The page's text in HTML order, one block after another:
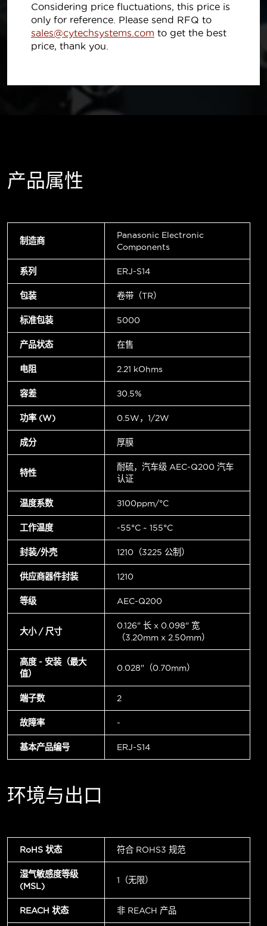
Considering price fluctuations, this price is
only for reference. Please send RFQ to
sales@cytechsystems.com to get the best
price, thank you.
产品属性
制造商
Panasonic Electronic
Components
系列 ERJ-S14
包装 卷带（TR）
标准包装 5000
产品状态 在售
电阻 2.21 kOhms
容差 ±0.5%
功率 (W) 0.5W，1/2W
成分 厚膜
特性
耐硫，汽车级 AEC-Q200 汽车
认证
温度系数 ±100ppm/°C
工作温度 -55°C ~ 155°C
封装/外壳 1210（3225 公制）
供应商器件封装 1210
等级 AEC-Q200
大小 / 尺寸
0.126" 长 x 0.098" 宽
（3.20mm x 2.50mm）
高度 - 安装（最大
值）
0.028"（0.70mm）
端子数 2
故障率 -
基本产品编号 ERJ-S14
环境与出口
RoHS 状态 符合 ROHS3 规范
湿气敏感度等级
(MSL)
1（无限）
REACH 状态 非 REACH 产品